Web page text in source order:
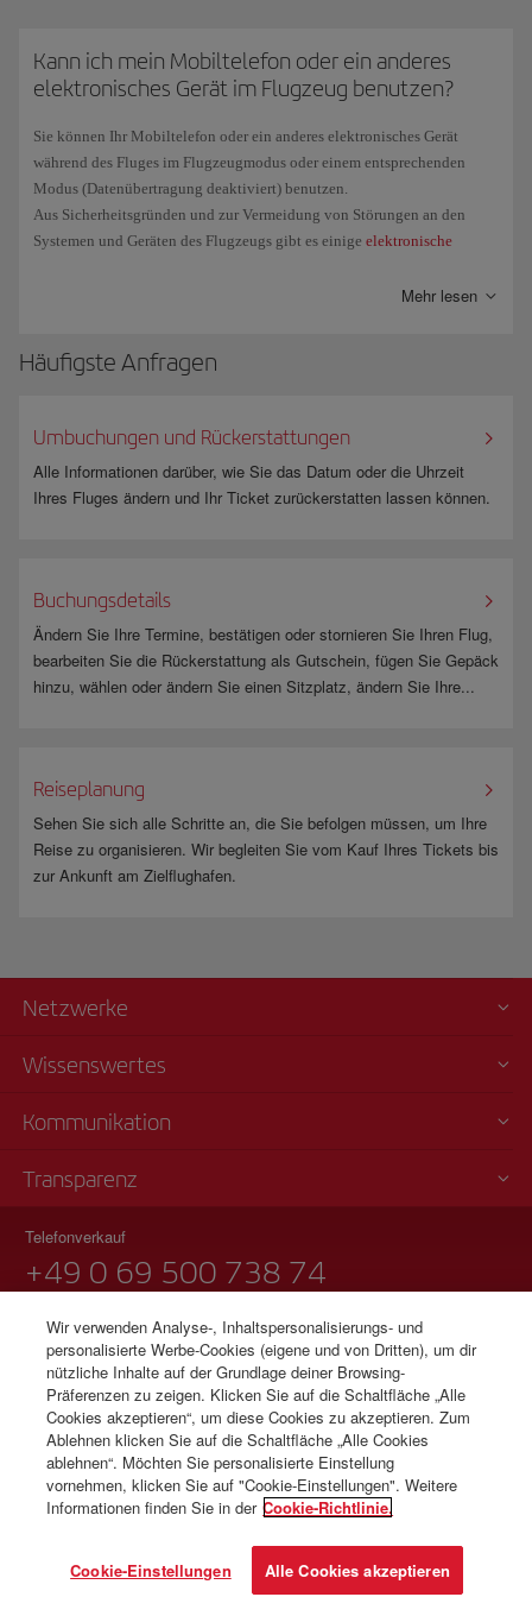
ist vollständig verboten, sie in den oberen Gepäckfächern zu verstauen.
Die Vorschriften für E-Zigaretten sind von Land zu Land
unterschiedlich. Informieren Sie sich auf der offiziellen Website der
Regierung des jeweiligen Landes, in das oder aus dem Sie reisen, über
die aktuellen Beschränkungen und Anforderungen.
Kann ich mein Mobiltelefon oder ein anderes
elektronisches Gerät im Flugzeug benutzen?
Sie können Ihr Mobiltelefon oder ein anderes elektronisches Gerät
während des Fluges im Flugzeugmodus oder einem entsprechenden
Modus (Datenübertragung deaktiviert) benutzen.
Aus Sicherheitsgründen und zur Vermeidung von Störungen an den
Systemen und Geräten des Flugzeugs gibt es einige elektronische
um Ihnen über Ihre persönlichen Mobilgeräte
Instant-Messaging-Anwendungen nutzen. Wenn Sie diesen Service nicht
nutzen möchten, empfehlen wir Ihnen, die Datenübertragung oder das
Telefon auszuschalten.
Mehr lesen
Häufigste Anfragen
Umbuchungen und Rückerstattungen
Alle Informationen darüber, wie Sie das Datum oder die Uhrzeit
Ihres Fluges ändern und Ihr Ticket zurückerstatten lassen können.
Buchungsdetails
Ändern Sie Ihre Termine, bestätigen oder stornieren Sie Ihren Flug,
bearbeiten Sie die Rückerstattung als Gutschein, fügen Sie Gepäck
hinzu, wählen oder ändern Sie einen Sitzplatz, ändern Sie Ihre...
Reiseplanung
Sehen Sie sich alle Schritte an, die Sie befolgen müssen, um Ihre
Reise zu organisieren. Wir begleiten Sie vom Kauf Ihres Tickets bis
zur Ankunft am Zielflughafen.
Netzwerke
Wissenswertes
Kommunikation
Transparenz
Telefonverkauf
+49 0 69 500 738 74
00:00 - 24:00 Uhr (Englisch und Spanisch).
Impressum
© Iberia 2026
Wir verwenden Analyse-, Inhaltspersonalisierungs- und
personalisierte Werbe-Cookies (eigene und von Dritten), um dir
nützliche Inhalte auf der Grundlage deiner Browsing-
Präferenzen zu zeigen. Klicken Sie auf die Schaltfläche „Alle
Cookies akzeptieren“, um diese Cookies zu akzeptieren. Zum
Ablehnen klicken Sie auf die Schaltfläche „Alle Cookies
ablehnen“. Möchten Sie personalisierte Einstellung
vornehmen, klicken Sie auf "Cookie-Einstellungen". Weitere
Informationen finden Sie in der Cookie-Richtlinie.
Cookie-Einstellungen Alle Cookies akzeptieren